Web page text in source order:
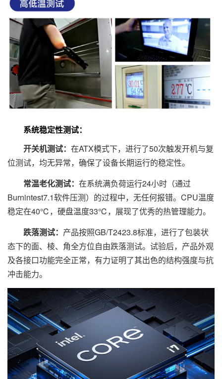
系统稳定性测试：
开关机测试： 在ATX模式下，进行了50次触发开机与复
位测试，均无异常，确保了设备长期运行的稳定性。
常温老化测试： 在系统满负荷运行24小时（通过
Burnintest7.1软件压测）的过程中，无任何报错。CPU温度
稳定在40℃，硬盘温度33℃，展现了优秀的热管理能力。
跌落测试： 产品按照GB/T2423.8标准，进行了包装状
态下的面、棱、角全方位自由跌落测试。试验后，产品外观
及各接口功能完全正常，有力证明了其出色的结构强度与抗
冲击能力。